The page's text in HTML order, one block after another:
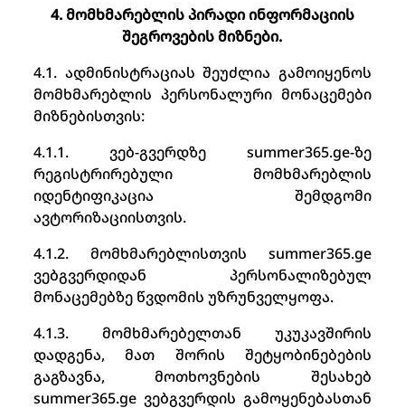
4. მომხმარებლის პირადი ინფორმაციის
შეგროვების მიზნები.
4.1. ადმინისტრაციას შეუძლია გამოიყენოს
მომხმარებლის პერსონალური მონაცემები
მიზნებისთვის:
4.1.1. ვებ-გვერდზე summer365.ge-ზე
რეგისტრირებული მომხმარებლის
იდენტიფიკაცია შემდგომი
ავტორიზაციისთვის.
4.1.2. მომხმარებლისთვის summer365.ge
ვებგვერდიდან პერსონალიზებულ
მონაცემებზე წვდომის უზრუნველყოფა.
4.1.3. მომხმარებელთან უკუკავშირის
დადგენა, მათ შორის შეტყობინებების
გაგზავნა, მოთხოვნების შესახებ
summer365.ge ვებგვერდის გამოყენებასთან